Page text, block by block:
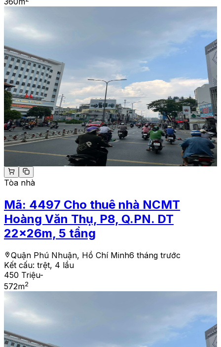
Tòa nhà
Mã: 4497 Cho thuê nhà NCMT
Hoàng Văn Thụ, P8, Q.PN. DT
22x26m, 5 tầng
Quận Phú Nhuận, Hồ Chí Minh6 tháng trước
Kết cấu: trệt, 4 lầu
450 Triệu-
572m2